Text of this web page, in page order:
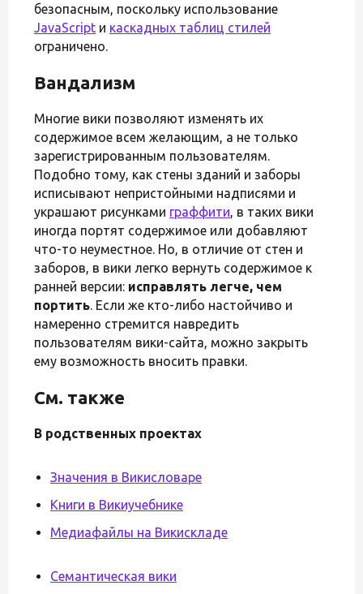
безопасным, поскольку использование
JavaScript и каскадных таблиц стилей
ограничено.
Вандализм
Многие вики позволяют изменять их
содержимое всем желающим, а не только
зарегистрированным пользователям.
Подобно тому, как стены зданий и заборы
исписывают непристойными надписями и
украшают рисунками граффити, в таких вики
иногда портят содержимое или добавляют
что-то неуместное. Но, в отличие от стен и
заборов, в вики легко вернуть содержимое к
ранней версии: исправлять легче, чем
портить. Если же кто-либо настойчиво и
намеренно стремится навредить
пользователям вики-сайта, можно закрыть
ему возможность вносить правки.
См. также
В родственных проектах
Значения в Викисловаре
Книги в Викиучебнике
Медиафайлы на Викискладе
Семантическая вики